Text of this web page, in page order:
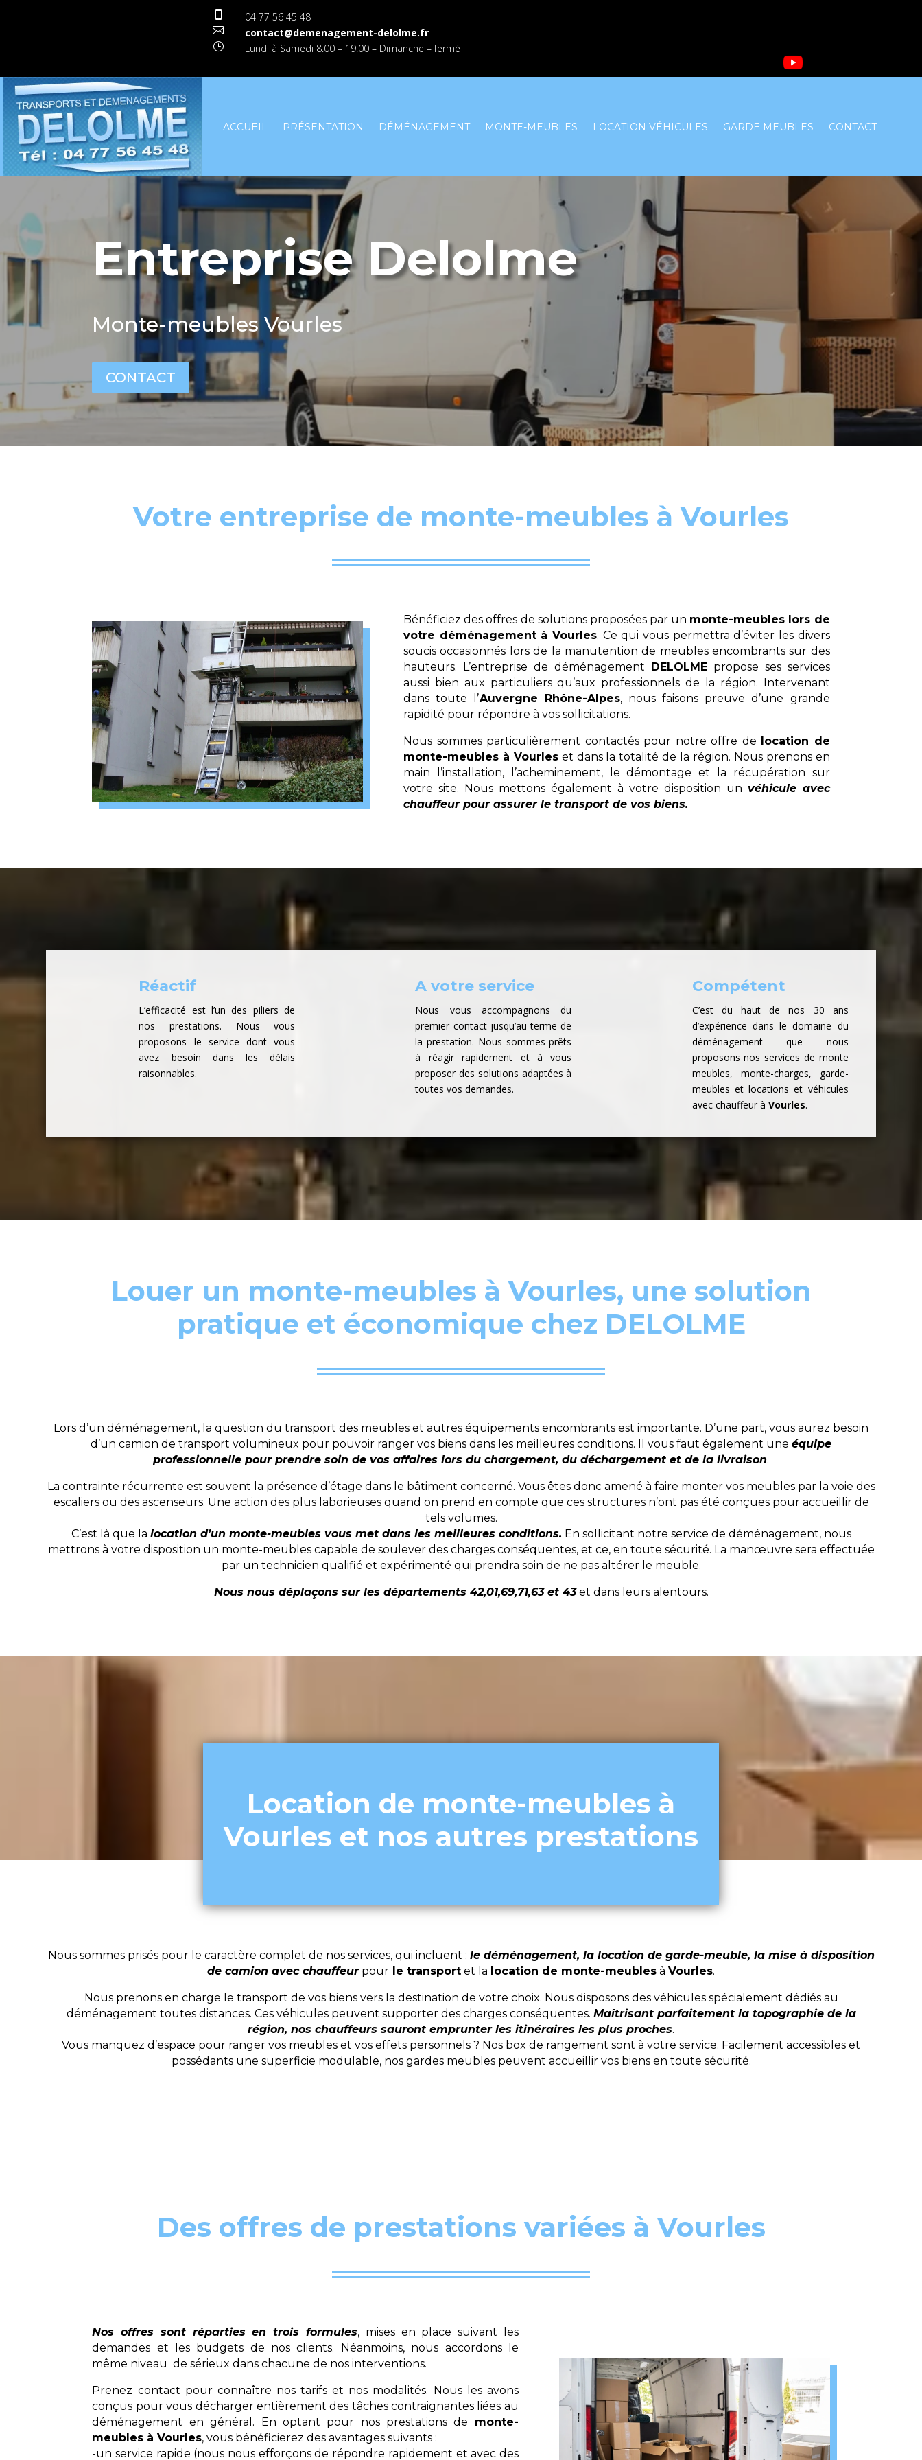
 04 77 56 45 48
 contact@demenagement-delolme.fr
} Lundi à Samedi 8.00 – 19.00 – Dimanche – fermé
ACCUEIL PRÉSENTATION DÉMÉNAGEMENT MONTE-MEUBLES LOCATION VÉHICULES GARDE MEUBLES CONTACT
Entreprise Delolme
Monte-meubles Vourles
CONTACT
Votre entreprise de monte-meubles à Vourles
Bénéficiez des offres de solutions proposées par un monte-meubles lors de
votre déménagement à Vourles. Ce qui vous permettra d’éviter les divers
soucis occasionnés lors de la manutention de meubles encombrants sur des
hauteurs. L’entreprise de déménagement DELOLMEpropose ses services
aussi bien aux particuliers qu’aux professionnels de la région. Intervenant
dans toute l’Auvergne Rhône-Alpes, nous faisons preuve d’une grande
rapidité pour répondre à vos sollicitations.
Nous sommes particulièrement contactés pour notre offre de location de
monte-meubles à Vourleset dans la totalité de la région. Nous prenons en
main l’installation, l’acheminement, le démontage et la récupération sur
votre site. Nous mettons également à votre disposition un véhicule avec
chauffeur pour assurer le transport de vos biens.
Réactif
L’efficacité est l’un des piliers de
nos prestations. Nous vous
proposons le service dont vous
avez besoin dans les délais
raisonnables.
A votre service
Nous vous accompagnons du
premier contact jusqu’au terme de
la prestation. Nous sommes prêts
à réagir rapidement et à vous
proposer des solutions adaptées à
toutes vos demandes.
Compétent
C’est du haut de nos 30 ans
d’expérience dans le domaine du
déménagement que nous
proposons nos services de monte
meubles, monte-charges, garde-
meubles et locations et véhicules
avec chauffeur à Vourles.
Louer un monte-meubles à Vourles, une solution
pratique et économique chez DELOLME
Lors d’un déménagement, la question du transport des meubles et autres équipements encombrants est importante. D’une part, vous aurez besoin
d’un camion de transport volumineux pour pouvoir ranger vos biens dans les meilleures conditions. Il vous faut également une équipe
professionnelle pour prendre soin de vos affaires lors du chargement, du déchargement et de la livraison.
La contrainte récurrente est souvent la présence d’étage dans le bâtiment concerné. Vous êtes donc amené à faire monter vos meubles par la voie des
escaliers ou des ascenseurs. Une action des plus laborieuses quand on prend en compte que ces structures n’ont pas été conçues pour accueillir de
tels volumes.
C’est là que la location d’un monte-meubles vous met dans les meilleures conditions. En sollicitant notre service de déménagement, nous
mettrons à votre disposition un monte-meubles capable de soulever des charges conséquentes, et ce, en toute sécurité. La manœuvre sera effectuée
par un technicien qualifié et expérimenté qui prendra soin de ne pas altérer le meuble.
Nous nous déplaçons sur les départements 42,01,69,71,63 et 43et dans leurs alentours.
Location de monte-meubles à
Vourles et nos autres prestations
Nous sommes prisés pour le caractère complet de nos services, qui incluent : le déménagement, la location de garde-meuble, la mise à disposition
de camion avec chauffeurpour le transport et la location de monte-meubles à Vourles.
Nous prenons en charge le transport de vos biens vers la destination de votre choix. Nous disposons des véhicules spécialement dédiés au
déménagement toutes distances. Ces véhicules peuvent supporter des charges conséquentes. Maîtrisant parfaitement la topographie de la
région, nos chauffeurs sauront emprunter les itinéraires les plus proches.
Vous manquez d’espace pour ranger vos meubles et vos effets personnels ? Nos box de rangement sont à votre service. Facilement accessibles et
possédants une superficie modulable, nos gardes meubles peuvent accueillir vos biens en toute sécurité.
Des offres de prestations variées à Vourles
Nos offres sont réparties en trois formules, mises en place suivant les
demandes et les budgets de nos clients. Néanmoins, nous accordons le
même niveau de sérieux dans chacune de nos interventions.
Prenez contact pour connaître nos tarifs et nos modalités. Nous les avons
conçus pour vous décharger entièrement des tâches contraignantes liées au
déménagement en général. En optant pour nos prestations de monte-
meubles à Vourles, vous bénéficierez des avantages suivants :
-un service rapide (nous nous efforçons de répondre rapidement et avec des